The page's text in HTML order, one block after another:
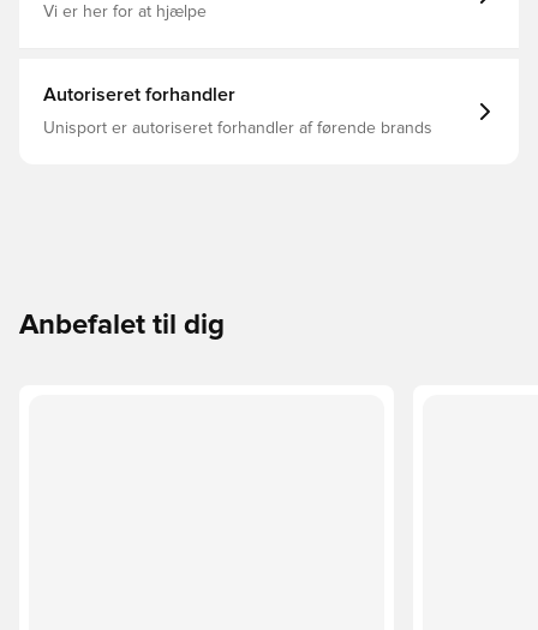
Vi er her for at hjælpe
Autoriseret forhandler
Unisport er autoriseret forhandler af førende brands
Anbefalet til dig